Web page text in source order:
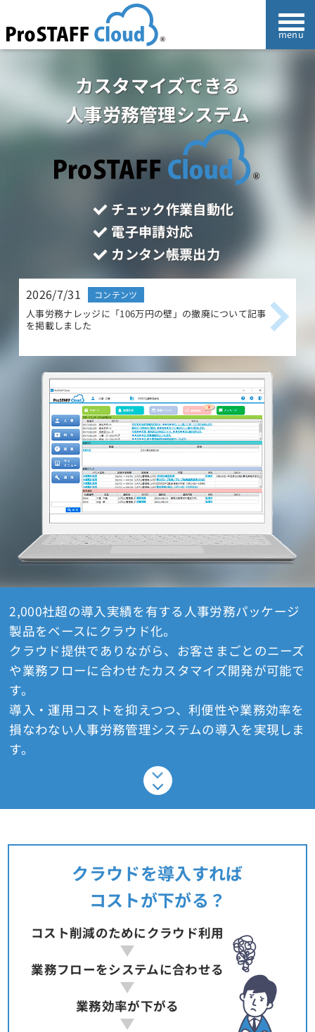
カスタマイズできる
人事労務管理システム
チェック作業自動化
電子申請対応
カンタン帳票出力
2026/7/31 コンテンツ
人事労務ナレッジに「106万円の壁」の撤廃について記事
を掲載しました
2,000社超の導入実績を有する人事労務パッケージ
製品をベースにクラウド化。
クラウド提供でありながら、お客さまごとのニーズ
や業務フローに合わせたカスタマイズ開発が可能で
す。
導入・運用コストを抑えつつ、利便性や業務効率を
損なわない人事労務管理システムの導入を実現しま
す。
クラウドを導入すれば
コストが下がる？
コスト削減のためにクラウド利用
業務フローをシステムに合わせる
業務効率が下がる